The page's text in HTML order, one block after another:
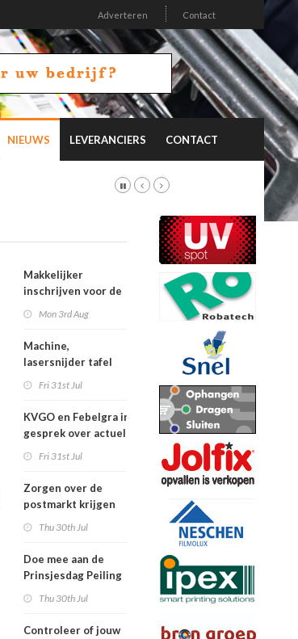
Adverteren Contact
NIEUWS LEVERANCIERS CONTACT
Makkelijker
inschrijven voor de
Mon 3rd Aug
Machine,
lasersnijder tafel
Fri 31st Jul
KVGO en Febelgra in
gesprek over actuele
Fri 31st Jul
Zorgen over de
postmarkt krijgen
Thu 30th Jul
Doe mee aan de
Prinsjesdag Peiling
Thu 30th Jul
Controleer of jouw